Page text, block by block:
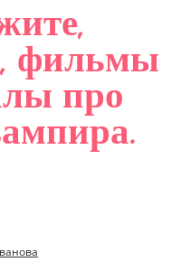
фильмы
про